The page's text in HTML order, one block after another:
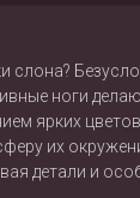
слона?
ноги
ярких
их
детали и